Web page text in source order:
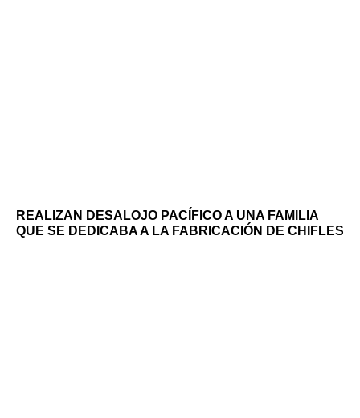
REALIZAN DESALOJO PACÍFICO A UNA FAMILIA
QUE SE DEDICABA A LA FABRICACIÓN DE CHIFLES